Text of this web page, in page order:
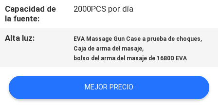
Capacidad de
la fuente:
2000PCS por día
Alta luz: EVA Massage Gun Case a prueba de choques,
Caja de arma del masaje,
bolso del arma del masaje de 1680D EVA
MEJOR PRECIO